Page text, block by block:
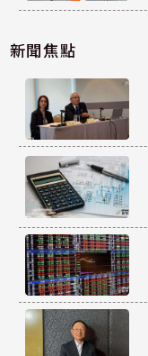
新聞焦點